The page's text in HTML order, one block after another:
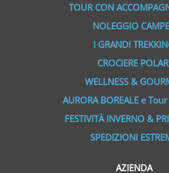
TOUR CON
NOLEGGIO
I GRANDI
CROCIERE
WELLNESS &
AURORA BOREALE e
FESTIVITÀ INVERNO &
SPEDIZIONI
AZIENDA